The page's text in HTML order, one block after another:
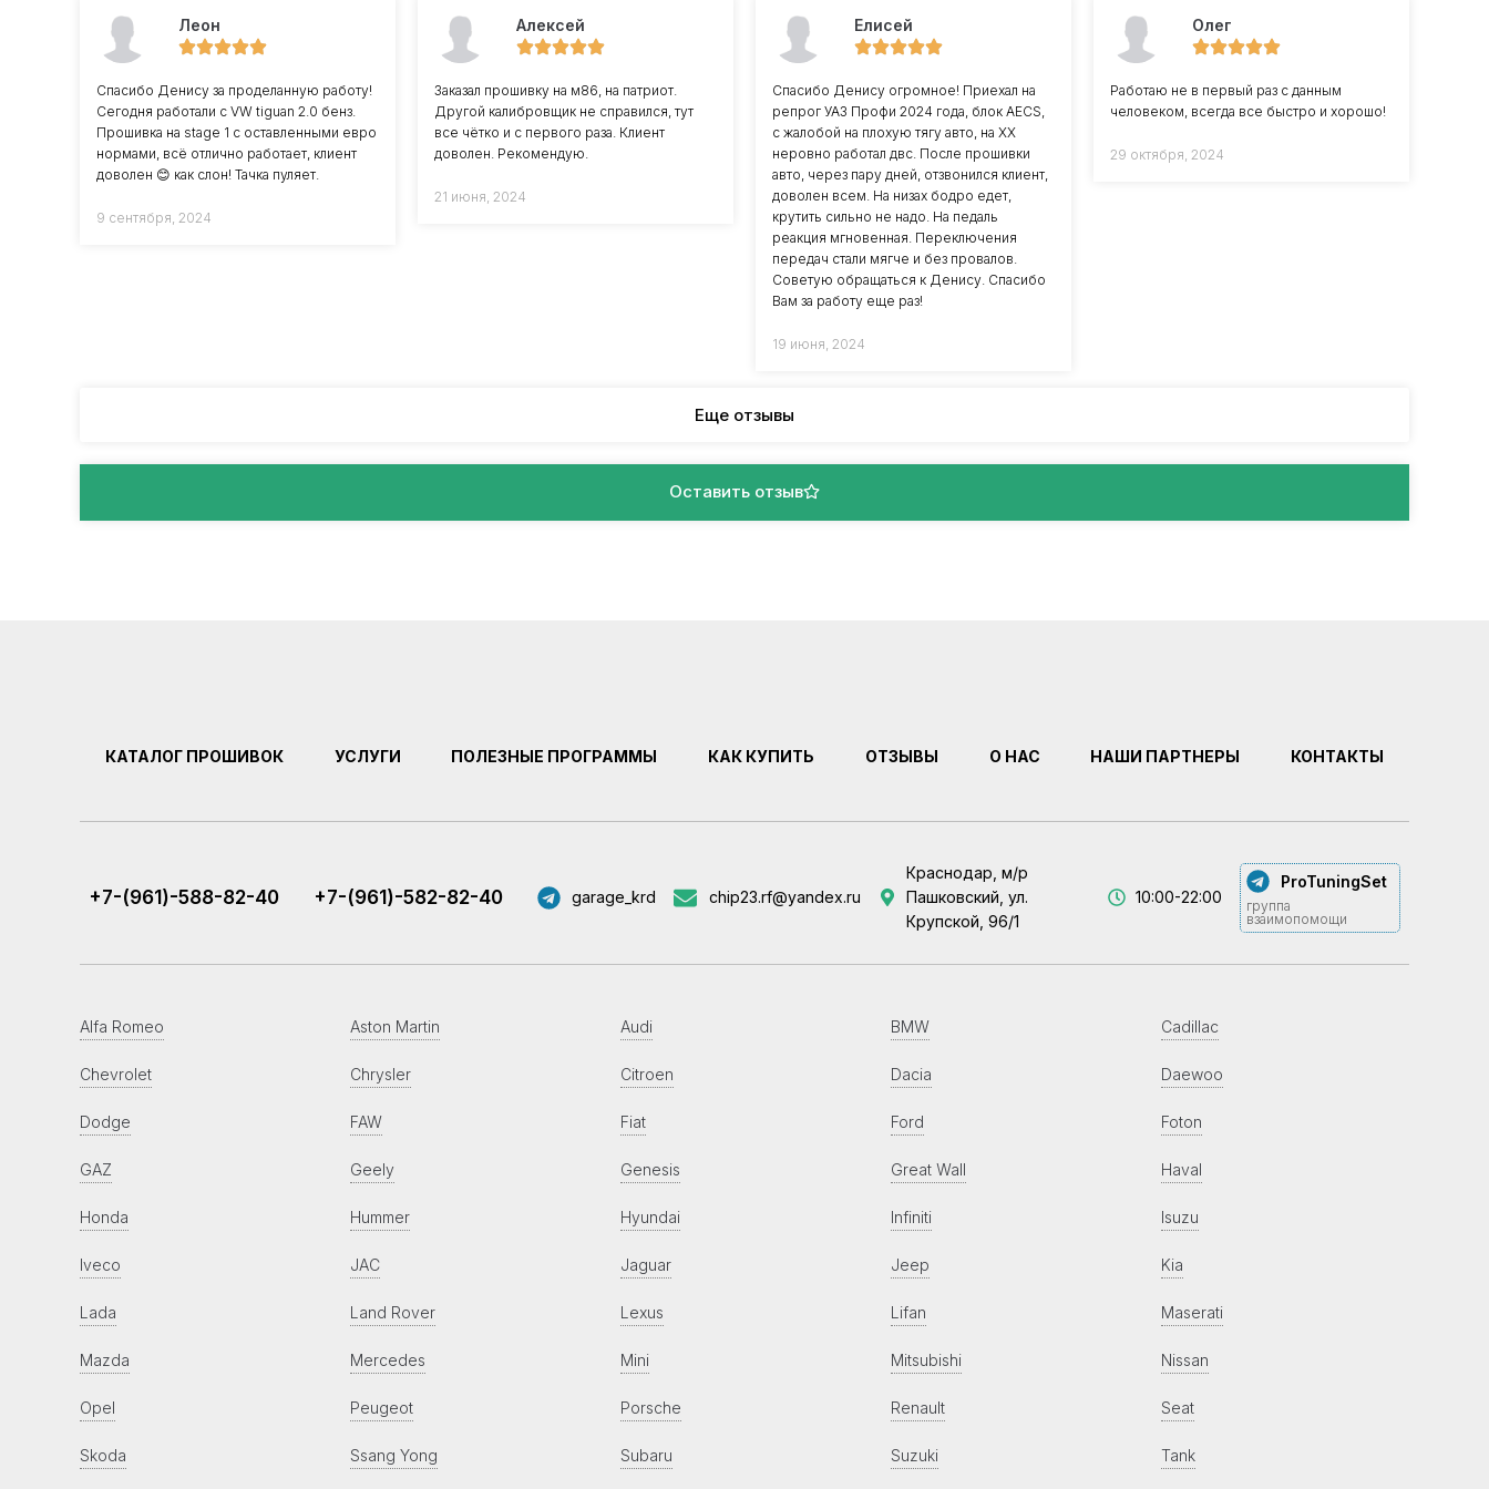
Леон
Спасибо Денису за проделанную работу!
Сегодня работали с VW tiguan 2.0 бенз.
Прошивка на stage 1 с оставленными евро
нормами, всё отлично работает, клиент
доволен 😊 как слон! Тачка пуляет.
9 сентября, 2024
Алексей
Заказал прошивку на м86, на патриот.
Другой калибровщик не справился, тут
все чётко и с первого раза. Клиент
доволен. Рекомендую.
21 июня, 2024
Елисей
Спасибо Денису огромное! Приехал на
репрог УАЗ Профи 2024 года, блок AECS,
с жалобой на плохую тягу авто, на ХХ
неровно работал двс. После прошивки
авто, через пару дней, отзвонился клиент,
доволен всем. На низах бодро едет,
крутить сильно не надо. На педаль
реакция мгновенная. Переключения
передач стали мягче и без провалов.
Советую обращаться к Денису. Спасибо
Вам за работу еще раз!
19 июня, 2024
Олег
Работаю не в первый раз с данным
человеком, всегда все быстро и хорошо!
29 октября, 2024
Еще отзывы
Оставить отзыв
КАТАЛОГ ПРОШИВОК УСЛУГИ ПОЛЕЗНЫЕ ПРОГРАММЫ КАК КУПИТЬ ОТЗЫВЫ О НАС НАШИ ПАРТНЕРЫ КОНТАКТЫ
+7-(961)-588-82-40 +7-(961)-582-82-40 garage_krd chip23.rf@yandex.ru
Краснодар, м/р
Пашковский, ул.
Крупской, 96/1
10:00-22:00
ProTuningSet
группа
взаимопомощи
Alfa Romeo Aston Martin Audi BMW Cadillac
Chevrolet Chrysler Citroen Dacia Daewoo
Dodge FAW Fiat Ford Foton
GAZ Geely Genesis Great Wall Haval
Honda Hummer Hyundai Infiniti Isuzu
Iveco JAC Jaguar Jeep Kia
Lada Land Rover Lexus Lifan Maserati
Mazda Mercedes Mini Mitsubishi Nissan
Opel Peugeot Porsche Renault Seat
Skoda Ssang Yong Subaru Suzuki Tank